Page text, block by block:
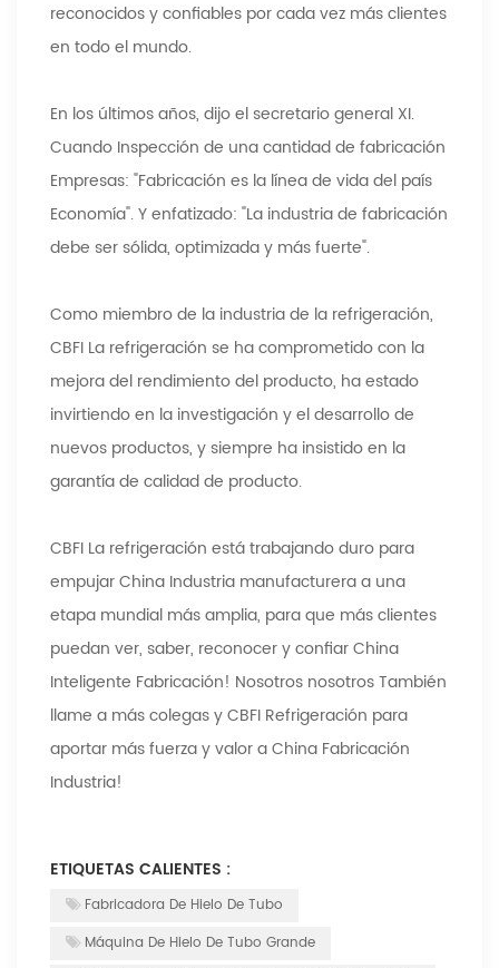
reconocidos y confiables por cada vez más clientes
en todo el mundo.
En los últimos años, dijo el secretario general XI.
Cuando Inspección de una cantidad de fabricación
Empresas: "Fabricación es la línea de vida del país
Economía". Y enfatizado: "La industria de fabricación
debe ser sólida, optimizada y más fuerte".
Como miembro de la industria de la refrigeración,
CBFI La refrigeración se ha comprometido con la
mejora del rendimiento del producto, ha estado
invirtiendo en la investigación y el desarrollo de
nuevos productos, y siempre ha insistido en la
garantía de calidad de producto.
CBFI La refrigeración está trabajando duro para
empujar China Industria manufacturera a una
etapa mundial más amplia, para que más clientes
puedan ver, saber, reconocer y confiar China
Inteligente Fabricación! Nosotros nosotros También
llame a más colegas y CBFI Refrigeración para
aportar más fuerza y valor a China Fabricación
Industria!
ETIQUETAS CALIENTES :
Fabricadora De Hielo De Tubo
Máquina De Hielo De Tubo Grande